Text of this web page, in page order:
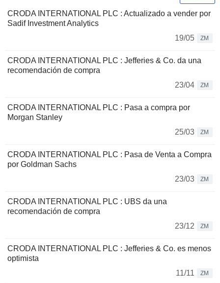
CRODA INTERNATIONAL PLC : Actualizado a vender por
Sadif Investment Analytics
19/05
ZM
CRODA INTERNATIONAL PLC : Jefferies & Co. da una
recomendación de compra
23/04
ZM
CRODA INTERNATIONAL PLC : Pasa a compra por
Morgan Stanley
25/03
ZM
CRODA INTERNATIONAL PLC : Pasa de Venta a Compra
por Goldman Sachs
23/03
ZM
CRODA INTERNATIONAL PLC : UBS da una
recomendación de compra
23/12
ZM
CRODA INTERNATIONAL PLC : Jefferies & Co. es menos
optimista
11/11
ZM